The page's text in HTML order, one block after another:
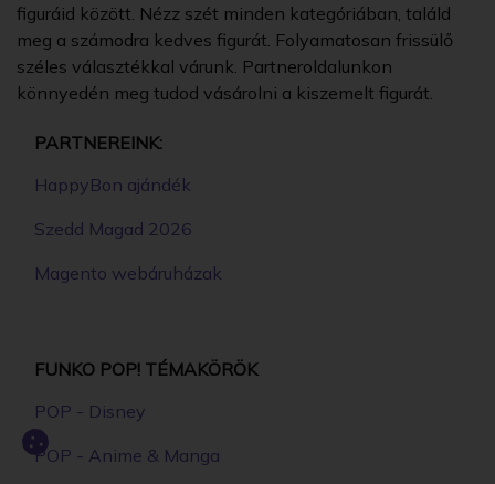
figuráid között. Nézz szét minden kategóriában, találd
meg a számodra kedves figurát. Folyamatosan frissülő
széles választékkal várunk. Partneroldalunkon
könnyedén meg tudod vásárolni a kiszemelt figurát.
PARTNEREINK:
HappyBon ajándék
Szedd Magad 2026
Magento webáruházak
FUNKO POP! TÉMAKÖRÖK
POP - Disney
POP - Anime & Manga